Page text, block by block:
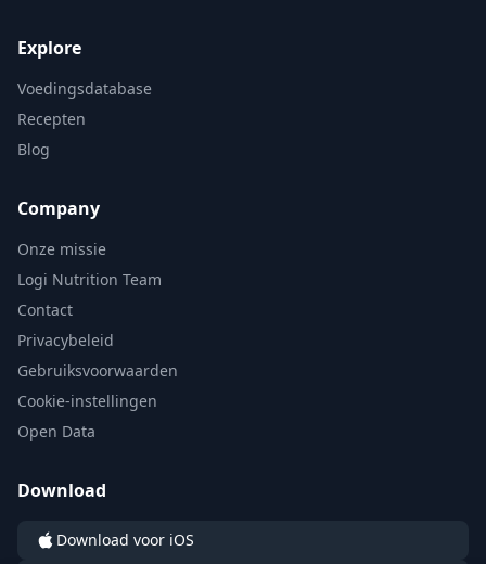
Explore
Voedingsdatabase
Recepten
Blog
Company
Onze missie
Logi Nutrition Team
Contact
Privacybeleid
Gebruiksvoorwaarden
Cookie-instellingen
Open Data
Download
Download voor iOS